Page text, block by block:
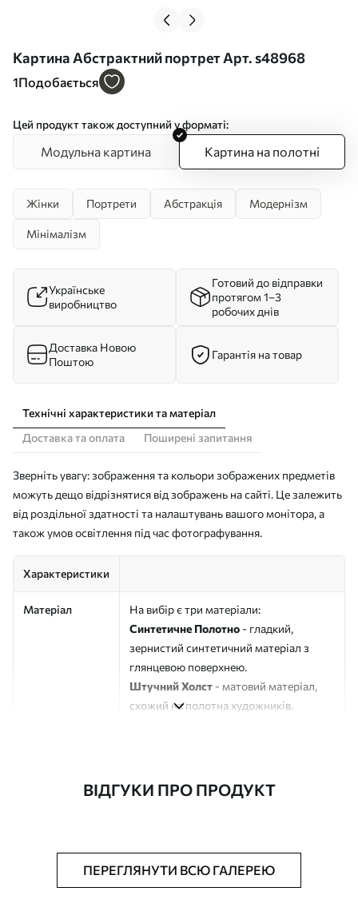
Картина Абстрактний портрет Арт. s48968
1Подобається
Цей продукт також доступний у форматі:
Модульна картина Картина на полотні
Жінки Портрети Абстракція Модернізм
Мінімалізм
Українське
виробництво
Готовий до відправки
протягом 1–3
робочих днів
Доставка Новою
Поштою
Гарантія на товар
Технічні характеристики та матеріал
Доставка та оплата
Поширені запитання
Зверніть увагу: зображення та кольори зображених предметів
можуть дещо відрізнятися від зображень на сайті. Це залежить
від роздільної здатності та налаштувань вашого монітора, а
також умов освітлення під час фотографування.
Характеристики
Матеріал
На вибір є три матеріали:
Синтетичне Полотно - гладкий,
зернистий синтетичний матеріал з
глянцевою поверхнею.
Штучний Холст - матовий матеріал,
схожий на полотна художників.
Додатково Можна додати лакове покриття.
ВІДГУКИ ПРО ПРОДУКТ
ПЕРЕГЛЯНУТИ ВСЮ ГАЛЕРЕЮ